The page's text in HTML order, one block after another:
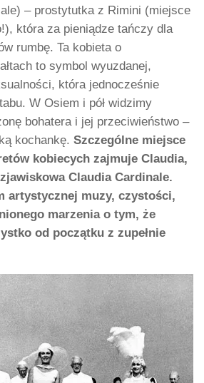
– prostytutka z Rimini (miejsce
która za pieniądze tańczy dla
rumbę. Ta kobieta o
to symbol wyuzdanej,
która jednocześnie
W Osiem i pół widzimy
bohatera i jej przeciwieństwo –
kochankę. Szczególne miejsce
kobiecych zajmuje Claudia,
Claudia Cardinale.
artystycznej muzy, czystości,
marzenia o tym, że
od początku z zupełnie